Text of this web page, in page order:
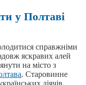
у Полтаві
справжніми
яскравих алей
на місто з
. Старовинне
діячів